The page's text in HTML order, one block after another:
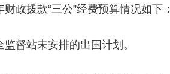
政拨款“三公”经费预算情况如下：
督站未安排的出国计划。